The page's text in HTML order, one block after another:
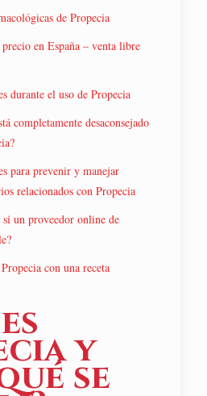
de Propecia
en España – venta libre
durante el uso de Propecia
completamente desaconsejado
para prevenir y manejar
relacionados con Propecia
un proveedor online de
con una receta
y
se